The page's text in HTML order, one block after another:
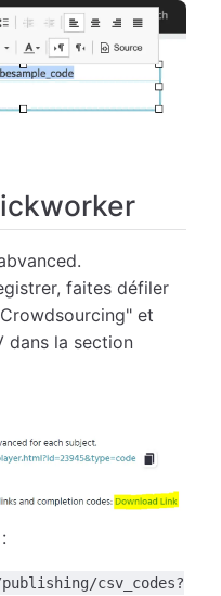
faites défiler
et
dans la section
csv_codes?